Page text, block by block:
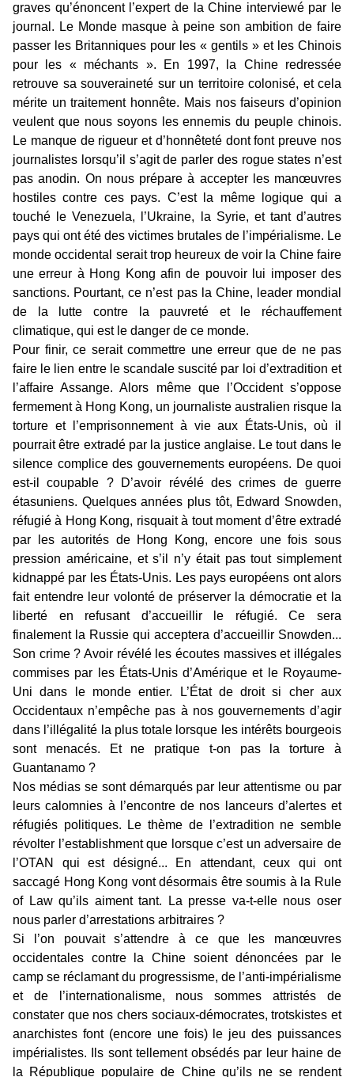
graves qu’énoncent l’expert de la Chine interviewé par le
journal. Le Monde masque à peine son ambition de faire
passer les Britanniques pour les « gentils » et les Chinois
pour les « méchants ». En 1997, la Chine redressée
retrouve sa souveraineté sur un territoire colonisé, et cela
mérite un traitement honnête. Mais nos faiseurs d’opinion
veulent que nous soyons les ennemis du peuple chinois.
Le manque de rigueur et d’honnêteté dont font preuve nos
journalistes lorsqu’il s’agit de parler des rogue states n’est
pas anodin. On nous prépare à accepter les manœuvres
hostiles contre ces pays. C’est la même logique qui a
touché le Venezuela, l’Ukraine, la Syrie, et tant d’autres
pays qui ont été des victimes brutales de l’impérialisme. Le
monde occidental serait trop heureux de voir la Chine faire
une erreur à Hong Kong afin de pouvoir lui imposer des
sanctions. Pourtant, ce n’est pas la Chine, leader mondial
de la lutte contre la pauvreté et le réchauffement
climatique, qui est le danger de ce monde.
Pour finir, ce serait commettre une erreur que de ne pas
faire le lien entre le scandale suscité par loi d’extradition et
l’affaire Assange. Alors même que l’Occident s’oppose
fermement à Hong Kong, un journaliste australien risque la
torture et l’emprisonnement à vie aux États-Unis, où il
pourrait être extradé par la justice anglaise. Le tout dans le
silence complice des gouvernements européens. De quoi
est-il coupable ? D’avoir révélé des crimes de guerre
étasuniens. Quelques années plus tôt, Edward Snowden,
réfugié à Hong Kong, risquait à tout moment d’être extradé
par les autorités de Hong Kong, encore une fois sous
pression américaine, et s’il n’y était pas tout simplement
kidnappé par les États-Unis. Les pays européens ont alors
fait entendre leur volonté de préserver la démocratie et la
liberté en refusant d’accueillir le réfugié. Ce sera
finalement la Russie qui acceptera d’accueillir Snowden...
Son crime ? Avoir révélé les écoutes massives et illégales
commises par les États-Unis d’Amérique et le Royaume-
Uni dans le monde entier. L’État de droit si cher aux
Occidentaux n’empêche pas à nos gouvernements d’agir
dans l’illégalité la plus totale lorsque les intérêts bourgeois
sont menacés. Et ne pratique t-on pas la torture à
Guantanamo ?
Nos médias se sont démarqués par leur attentisme ou par
leurs calomnies à l’encontre de nos lanceurs d’alertes et
réfugiés politiques. Le thème de l’extradition ne semble
révolter l’establishment que lorsque c’est un adversaire de
l’OTAN qui est désigné... En attendant, ceux qui ont
saccagé Hong Kong vont désormais être soumis à la Rule
of Law qu’ils aiment tant. La presse va-t-elle nous oser
nous parler d’arrestations arbitraires ?
Si l’on pouvait s’attendre à ce que les manœuvres
occidentales contre la Chine soient dénoncées par le
camp se réclamant du progressisme, de l’anti-impérialisme
et de l’internationalisme, nous sommes attristés de
constater que nos chers sociaux-démocrates, trotskistes et
anarchistes font (encore une fois) le jeu des puissances
impérialistes. Ils sont tellement obsédés par leur haine de
la République populaire de Chine qu’ils ne se rendent